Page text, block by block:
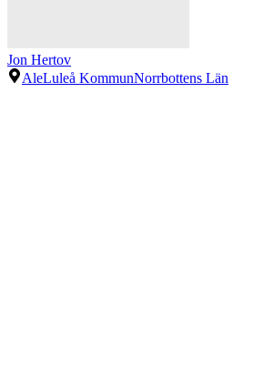
Jon Hertov
AleLuleå KommunNorrbottens Län